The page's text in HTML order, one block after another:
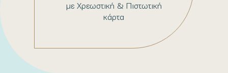
με Χρεωστική & Πιστωτική
κάρτα